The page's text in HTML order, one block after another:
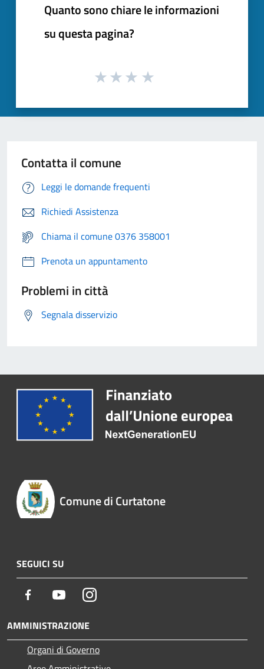
Quanto sono chiare le informazioni
su questa pagina?
Contatta il comune
Leggi le domande frequenti
Richiedi Assistenza
Chiama il comune 0376 358001
Prenota un appuntamento
Problemi in città
Segnala disservizio
Comune di Curtatone
SEGUICI SU
Facebook YoutubeInstagram
AMMINISTRAZIONE
Organi di Governo